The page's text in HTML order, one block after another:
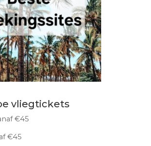
vliegtickets
€45
€45